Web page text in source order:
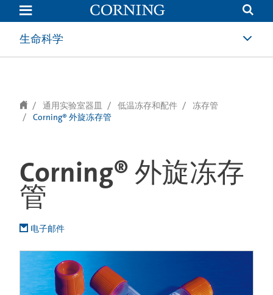
text.skipToContent
text.skipToNavigation
生命科学
通用实验室器皿 低温冻存和配件
冻存管
Corning® 外旋冻存管
Corning® 外旋冻存
管
电子邮件